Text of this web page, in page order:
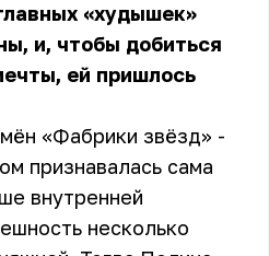
«худышек»
и, чтобы добиться
ей пришлось
«Фабрики звёзд» -
признавалась сама
внутренней
несколько